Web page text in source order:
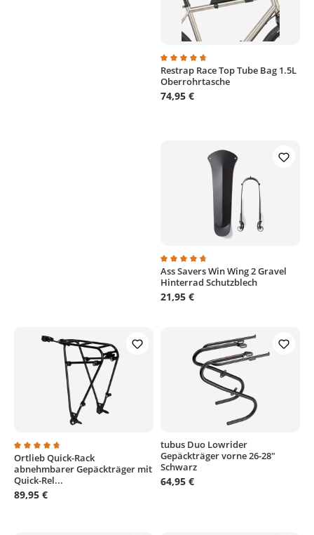
Durchschnittliche Bewertung
Restrap Race Top Tube Bag 1.5L
Oberrohrtasche
74,95 €
Durchschnittliche Bewertung
Ass Savers Win Wing 2 Gravel
Hinterrad Schutzblech
21,95 €
Durchschnittliche Bewertung von 4.7 von 5 Sternen
Ortlieb Quick-Rack
abnehmbarer Gepäckträger mit
Quick-Rel...
89,95 €
tubus Duo Lowrider
Gepäckträger vorne 26-28"
Schwarz
64,95 €